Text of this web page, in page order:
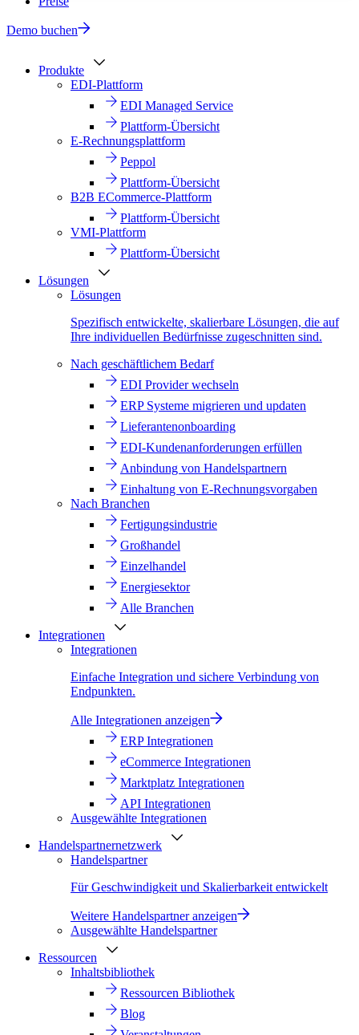
Demo buchen
Produkte
EDI-Plattform
EDI Managed Service
Plattform-Übersicht
E-Rechnungsplattform
Peppol
Plattform-Übersicht
B2B ECommerce-Plattform
Plattform-Übersicht
VMI-Plattform
Plattform-Übersicht
Lösungen
Lösungen
Spezifisch entwickelte, skalierbare Lösungen, die auf
Ihre individuellen Bedürfnisse zugeschnitten sind.
Nach geschäftlichem Bedarf
EDI Provider wechseln
ERP Systeme migrieren und updaten
Lieferantenonboarding
EDI-Kundenanforderungen erfüllen
Anbindung von Handelspartnern
Einhaltung von E-Rechnungsvorgaben
Nach Branchen
Fertigungsindustrie
Großhandel
Einzelhandel
Energiesektor
Alle Branchen
Integrationen
Integrationen
Einfache Integration und sichere Verbindung von
Endpunkten.
Alle Integrationen anzeigen
ERP Integrationen
eCommerce Integrationen
Marktplatz Integrationen
API Integrationen
Ausgewählte Integrationen
Handelspartnernetzwerk
Handelspartner
Für Geschwindigkeit und Skalierbarkeit entwickelt
Weitere Handelspartner anzeigen
Ausgewählte Handelspartner
Ressourcen
Inhaltsbibliothek
Ressourcen Bibliothek
Blog